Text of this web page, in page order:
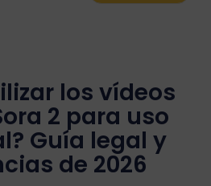
los vídeos
2 para uso
Guía legal y
de 2026